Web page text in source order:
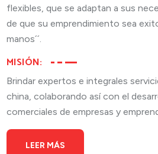
flexibles, que se adaptan a sus
de que su emprendimiento sea
manos´´.
MISIÓN:
Brindar expertos e integrales
china, colaborando así con el
comerciales de empresas y
LEER MÁS